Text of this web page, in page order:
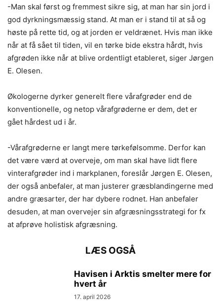
-Man skal først og fremmest sikre sig, at man har sin jord i
god dyrkningsmæssig stand. At man er i stand til at så og
høste på rette tid, og at jorden er veldrænet. Hvis man ikke
når at få sået til tiden, vil en tørke bide ekstra hårdt, hvis
afgrøden ikke når at blive ordentligt etableret, siger Jørgen
E. Olesen.
Økologerne dyrker generelt flere vårafgrøder end de
konventionelle, og netop vårafgrøderne er dem, det er
gået hårdest ud i år.
-Vårafgrøderne er langt mere tørkefølsomme. Derfor kan
det være værd at overveje, om man skal have lidt flere
vinterafgrøder ind i markplanen, foreslår Jørgen E. Olesen,
der også anbefaler, at man justerer græsblandingerne med
andre græsarter, der har dybere rodnet. Han anbefaler
desuden, at man overvejer sin afgræsningsstrategi for fx
at afprøve holistisk afgræsning.
LÆS OGSÅ
Havisen i Arktis smelter mere for
hvert år
17. april 2026